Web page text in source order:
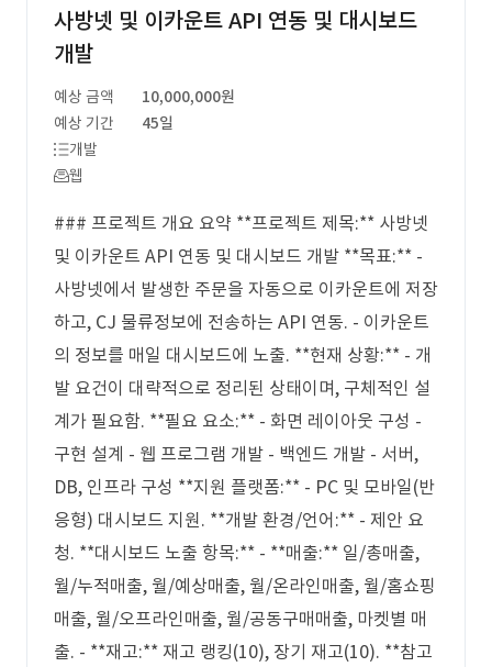
사방넷 및 이카운트 API 연동 및 대시보드
개발
예상 금액
10,000,000원
예상 기간
45일
개발
웹
### 프로젝트 개요 요약 **프로젝트 제목:** 사방넷
및 이카운트 API 연동 및 대시보드 개발 **목표:** -
사방넷에서 발생한 주문을 자동으로 이카운트에 저장
하고, CJ 물류정보에 전송하는 API 연동. - 이카운트
의 정보를 매일 대시보드에 노출. **현재 상황:** - 개
발 요건이 대략적으로 정리된 상태이며, 구체적인 설
계가 필요함. **필요 요소:** - 화면 레이아웃 구성 -
구현 설계 - 웹 프로그램 개발 - 백엔드 개발 - 서버,
DB, 인프라 구성 **지원 플랫폼:** - PC 및 모바일(반
응형) 대시보드 지원. **개발 환경/언어:** - 제안 요
청. **대시보드 노출 항목:** - **매출:** 일/총매출,
월/누적매출, 월/예상매출, 월/온라인매출, 월/홈쇼핑
매출, 월/오프라인매출, 월/공동구매매출, 마켓별 매
출. - **재고:** 재고 랭킹(10), 장기 재고(10). **참고